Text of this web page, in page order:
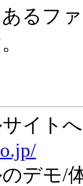
るフ
サイ
のデモ/